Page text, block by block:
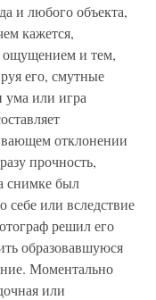
и любого объекта,
кажется,
ощущением и тем,
его, смутные
ума или игра
отклонении
прочность,
снимке был
себе или вследствие
решил его
образовавшуюся
Моментально
или